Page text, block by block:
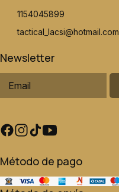
1154045899
tactical_lacsi@hotmail.com
Newsletter
Método de pago